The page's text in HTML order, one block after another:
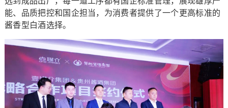
能、品质把控和国企担当，为消费者提供了一个更高标准的
酱香型白酒选择。